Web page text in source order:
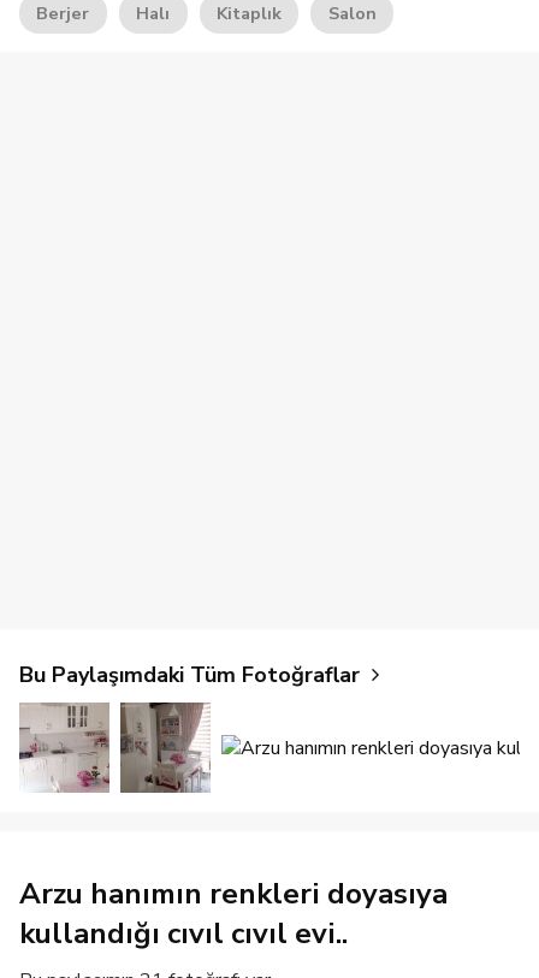
Berjer Halı Kitaplık Salon
Bu Paylaşımdaki Tüm Fotoğraflar
Arzu hanımın renkleri doyasıya
kullandığı cıvıl cıvıl evi..